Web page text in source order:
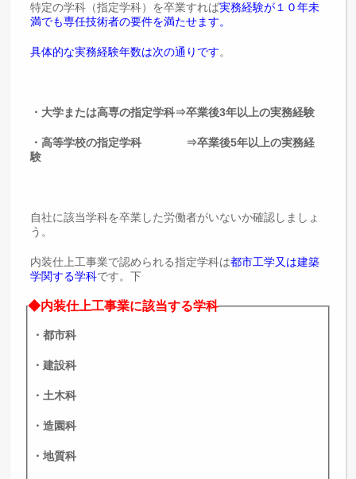
特定の学科（指定学科）を卒業すれば実務経験が１０年未
満でも専任技術者の要件を満たせます。
具体的な実務経験年数は次の通りです。
・大学または高専の指定学科⇒卒業後3年以上の実務経験
・高等学校の指定学科 ⇒卒業後5年以上の実務経
験
自社に該当学科を卒業した労働者がいないか確認しましょ
う。
内装仕上工事業で認められる指定学科は都市工学又は建築
学関する学科です。下
◆内装仕上工事業に該当する学科
・都市科
・建設科
・土木科
・造園科
・地質科